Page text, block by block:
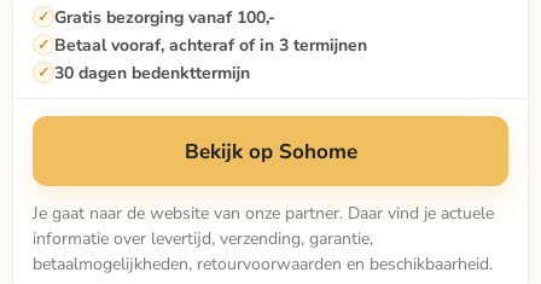
Gratis bezorging vanaf 100,-
Betaal vooraf, achteraf of in 3 termijnen
30 dagen bedenkttermijn
Bekijk op Sohome
Je gaat naar de website van onze partner. Daar vind je actuele
informatie over levertijd, verzending, garantie,
betaalmogelijkheden, retourvoorwaarden en beschikbaarheid.